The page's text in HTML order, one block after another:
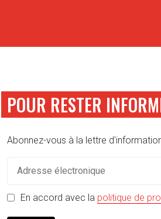
POUR RESTER
Abonnez-vous à la lettre
En accord avec la politique de